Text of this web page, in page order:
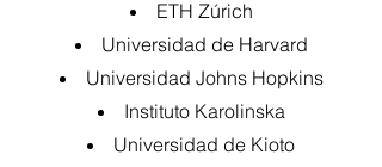
ETH Zúrich
Universidad de Harvard
Universidad Johns Hopkins
Instituto Karolinska
Universidad de Kioto